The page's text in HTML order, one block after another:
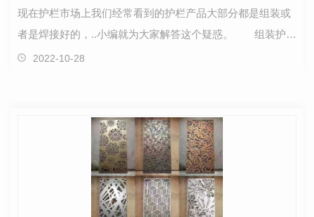
现在护栏市场上我们经常看到的护栏产品大部分都是组装或
者是焊接好的，..小编就为大家解答这个疑惑。 组装护栏
与焊接护栏的区别： 区别一：组装就是货物以零…
2022-10-28